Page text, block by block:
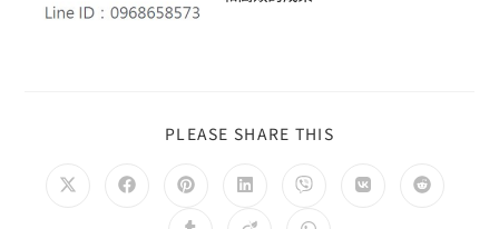
PLEASE SHARE THIS